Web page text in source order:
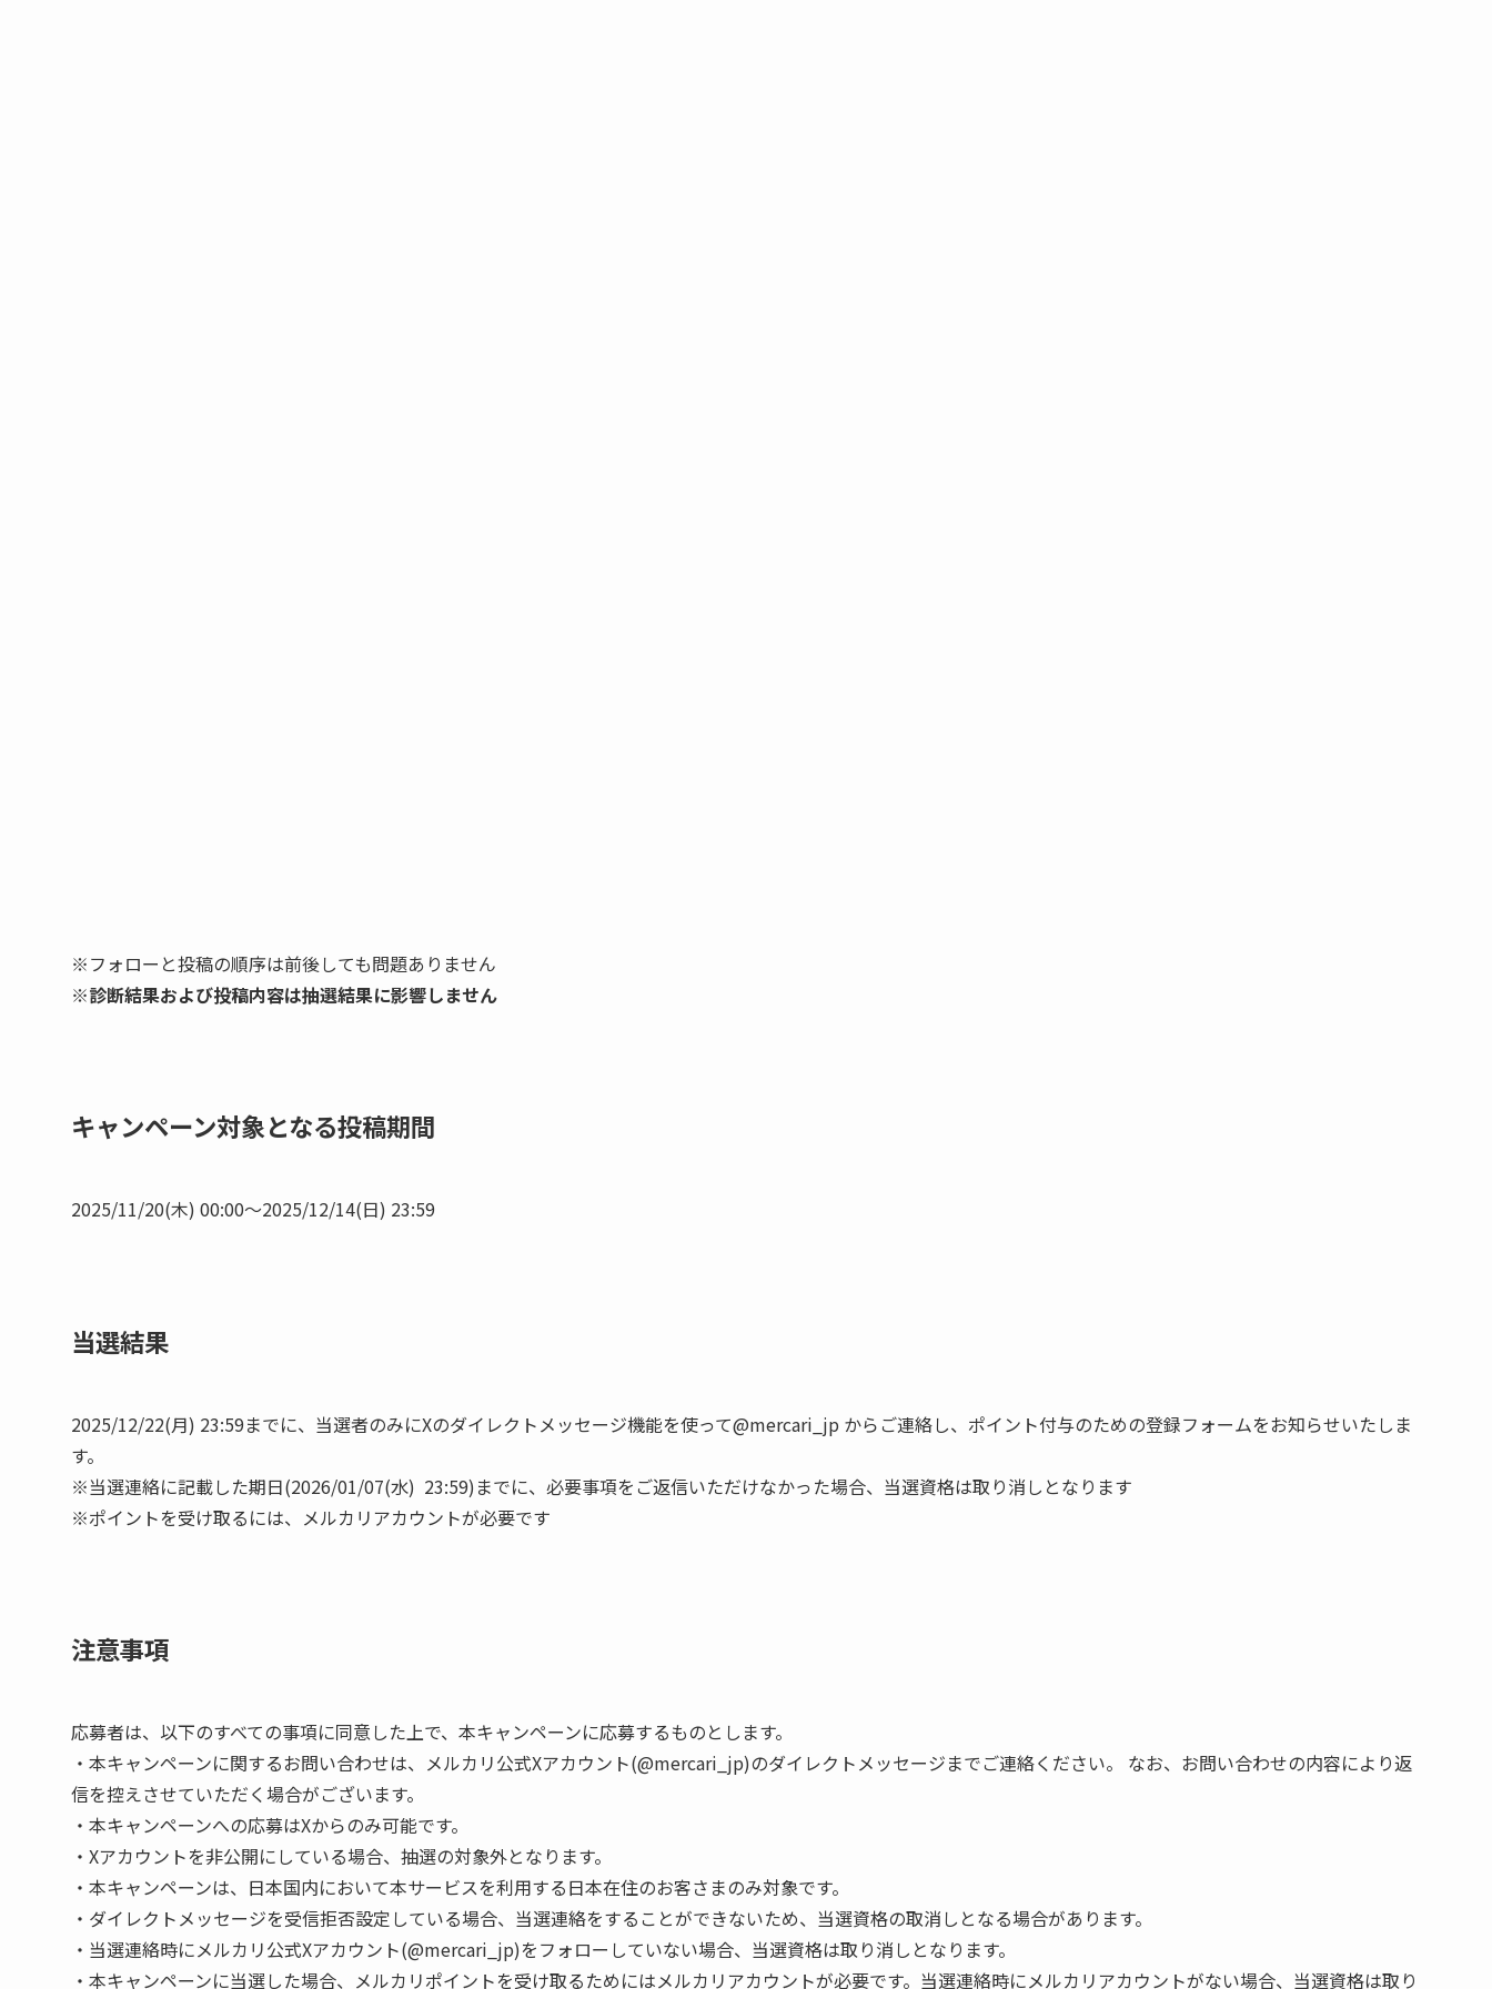
※フォローと投稿の順序は前後しても問題ありません
※診断結果および投稿内容は抽選結果に影響しません
キャンペーン対象となる投稿期間
2025/11/20(木) 00:00〜2025/12/14(日) 23:59
当選結果
2025/12/22(月) 23:59までに、当選者のみにXのダイレクトメッセージ機能を使って@mercari_jp からご連絡し、ポイント付与のための登録フォームをお知らせいたしま
す。
※当選連絡に記載した期日(2026/01/07(水) 23:59)までに、必要事項をご返信いただけなかった場合、当選資格は取り消しとなります
※ポイントを受け取るには、メルカリアカウントが必要です
注意事項
応募者は、以下のすべての事項に同意した上で、本キャンペーンに応募するものとします。
・本キャンペーンに関するお問い合わせは、メルカリ公式Xアカウント(@mercari_jp)のダイレクトメッセージまでご連絡ください。 なお、お問い合わせの内容により返
信を控えさせていただく場合がございます。
・本キャンペーンへの応募はXからのみ可能です。
・Xアカウントを非公開にしている場合、抽選の対象外となります。
・本キャンペーンは、日本国内において本サービスを利用する日本在住のお客さまのみ対象です。
・ダイレクトメッセージを受信拒否設定している場合、当選連絡をすることができないため、当選資格の取消しとなる場合があります。
・当選連絡時にメルカリ公式Xアカウント(@mercari_jp)をフォローしていない場合、当選資格は取り消しとなります。
・本キャンペーンに当選した場合、メルカリポイントを受け取るためにはメルカリアカウントが必要です。当選連絡時にメルカリアカウントがない場合、当選資格は取り